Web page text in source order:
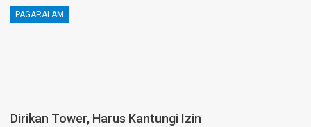
PAGARALAM
Dirikan Tower, Harus Kantungi Izin